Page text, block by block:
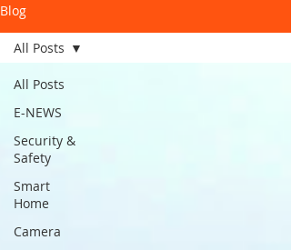
Blog
All Posts
E-NEWS
Security &
Safety
Smart
Home
Camera
All Posts